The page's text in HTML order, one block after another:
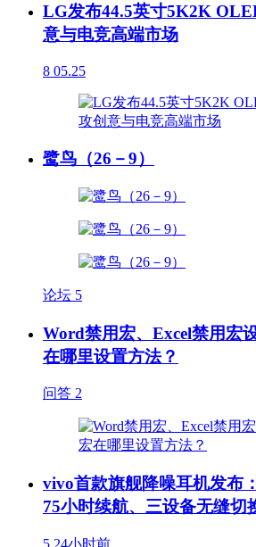
LG发布44.5英寸5K2K
意与电竞高端市场
8 05.25
鹭鸟（26－9）
论坛 5
Word禁用宏、Excel禁用宏
在哪里设置方法？
问答 2
vivo首款旗舰降噪耳机发布
75小时续航、三设备无缝切
5 24小时前